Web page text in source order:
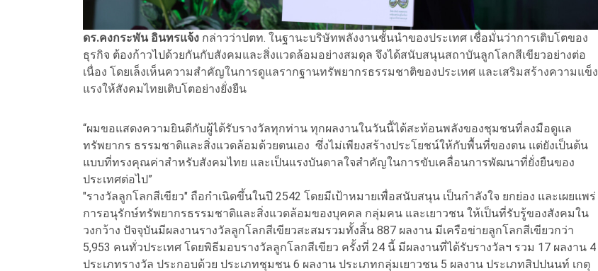
ดร.คงกระพัน อินทรแจ้ง กล่าวว่าปตท. ในฐานะบริษัทพลังงานชั้นนำของประเทศ เชื่อมั่นว่าการเติบโตของ
ธุรกิจ ต้องก้าวไปด้วยกันกับสังคมและสิ่งแวดล้อมอย่างสมดุล จึงได้สนับสนุนสถาบันลูกโลกสีเขียวอย่างต่อ
เนื่อง โดยเล็งเห็นความสำคัญในการดูแลรากฐานทรัพยากรธรรมชาติของประเทศ และเสริมสร้างความแข็ง
แรงให้สังคมไทยเติบโตอย่างยั่งยืน
“ผมขอแสดงความยินดีกับผู้ได้รับรางวัลทุกท่าน ทุกผลงานในวันนี้ได้สะท้อนพลังของชุมชนที่ลงมือดูแล
ทรัพยากร ธรรมชาติและสิ่งแวดล้อมด้วยตนเอง ซึ่งไม่เพียงสร้างประโยชน์ให้กับพื้นที่ของตน แต่ยังเป็นต้น
แบบที่ทรงคุณค่าสำหรับสังคมไทย และเป็นแรงบันดาลใจสำคัญในการขับเคลื่อนการพัฒนาที่ยั่งยืนของ
ประเทศต่อไป”
"รางวัลลูกโลกสีเขียว" ถือกำเนิดขึ้นในปี 2542 โดยมีเป้าหมายเพื่อสนับสนุน เป็นกำลังใจ ยกย่อง และเผยแพร่
การอนุรักษ์ทรัพยากรธรรมชาติและสิ่งแวดล้อมของบุคคล กลุ่มคน และเยาวชน ให้เป็นที่รับรู้ของสังคมใน
วงกว้าง ปัจจุบันมีผลงานรางวัลลูกโลกสีเขียวสะสมรวมทั้งสิ้น 887 ผลงาน มีเครือข่ายลูกโลกสีเขียวกว่า
5,953 คนทั่วประเทศ โดยพิธีมอบรางวัลลูกโลกสีเขียว ครั้งที่ 24 นี้ มีผลงานที่ได้รับรางวัลฯ รวม 17 ผลงาน 4
ประเภทรางวัล ประกอบด้วย ประเภทชุมชน 6 ผลงาน ประเภทกลุ่มเยาวชน 5 ผลงาน ประเภทสิปปนนท์ เกตุ